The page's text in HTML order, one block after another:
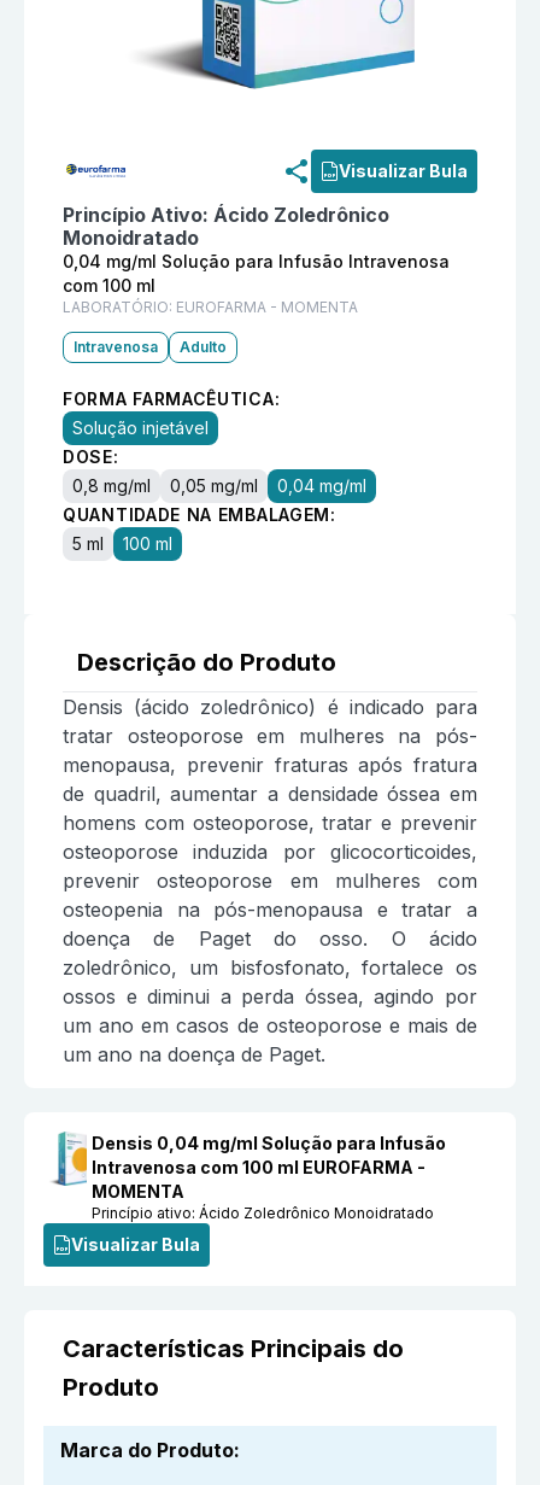
Visualizar Bula
Princípio Ativo: Ácido Zoledrônico
Monoidratado
0,04 mg/ml Solução para Infusão Intravenosa
com 100 ml
LABORATÓRIO: EUROFARMA - MOMENTA
Intravenosa Adulto
FORMA FARMACÊUTICA:
Solução injetável
DOSE:
0,8 mg/ml
0,05 mg/ml
0,04 mg/ml
QUANTIDADE NA EMBALAGEM:
5 ml
100 ml
Descrição do Produto
Densis (ácido zoledrônico) é indicado para
tratar osteoporose em mulheres na pós-
menopausa, prevenir fraturas após fratura
de quadril, aumentar a densidade óssea em
homens com osteoporose, tratar e prevenir
osteoporose induzida por glicocorticoides,
prevenir osteoporose em mulheres com
osteopenia na pós-menopausa e tratar a
doença de Paget do osso. O ácido
zoledrônico, um bisfosfonato, fortalece os
ossos e diminui a perda óssea, agindo por
um ano em casos de osteoporose e mais de
um ano na doença de Paget.
Densis 0,04 mg/ml Solução para Infusão
Intravenosa com 100 ml EUROFARMA -
MOMENTA
Princípio ativo:Ácido Zoledrônico Monoidratado
Visualizar Bula
Características Principais do
Produto
Marca do Produto: